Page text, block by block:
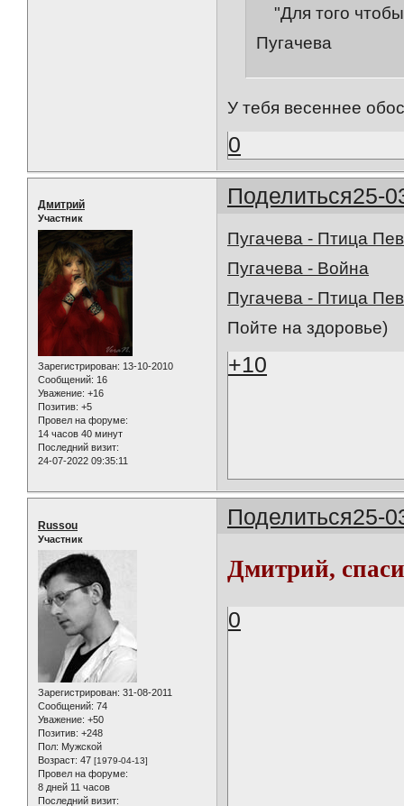
"Для того
Пугачева
У тебя весеннее
0
Поделиться25-
Дмитрий
Участник
Зарегистрирован: 13-10-2010
Сообщений: 16
Уважение: +16
Позитив: +5
Провел на форуме:
14 часов 40 минут
Последний визит:
24-07-2022 09:35:11
Пугачева - Птица
Пугачева - Война
Пугачева - Птица
Пойте на здоровье)
+10
Поделиться25-
Russou
Участник
Зарегистрирован: 31-08-2011
Сообщений: 74
Уважение: +50
Позитив: +248
Пол: Мужской
Возраст: 47 [1979-04-13]
Провел на форуме:
8 дней 11 часов
Последний визит:
Дмитрий,
0